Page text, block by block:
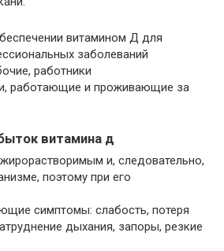
витамином Д для
заболеваний
работники
работающие и проживающие за
витамина д
и, следовательно,
поэтому при его
симптомы: слабость, потеря
дыхания, запоры, резкие